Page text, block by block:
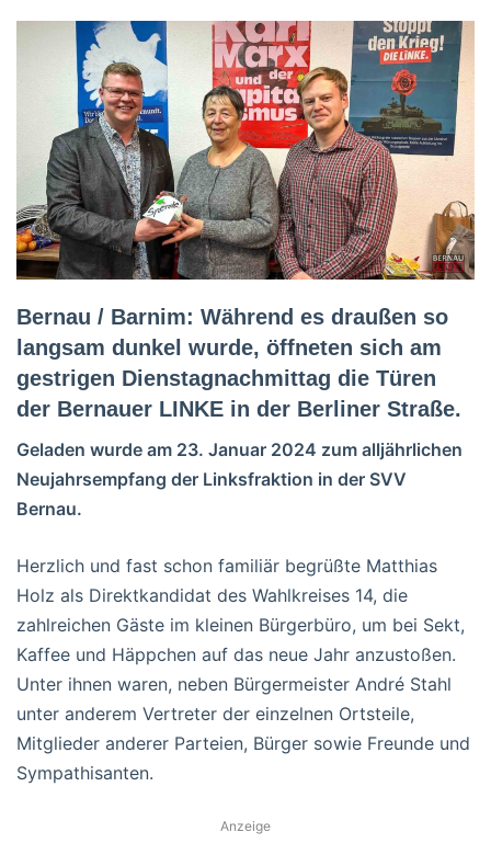
Bernau / Barnim: Während es draußen so
langsam dunkel wurde, öffneten sich am
gestrigen Dienstagnachmittag die Türen
der Bernauer LINKE in der Berliner Straße.
Geladen wurde am 23. Januar 2024 zum alljährlichen
Neujahrsempfang der Linksfraktion in der SVV
Bernau.
Herzlich und fast schon familiär begrüßte Matthias
Holz als Direktkandidat des Wahlkreises 14, die
zahlreichen Gäste im kleinen Bürgerbüro, um bei Sekt,
Kaffee und Häppchen auf das neue Jahr anzustoßen.
Unter ihnen waren, neben Bürgermeister André Stahl
unter anderem Vertreter der einzelnen Ortsteile,
Mitglieder anderer Parteien, Bürger sowie Freunde und
Sympathisanten.
Anzeige